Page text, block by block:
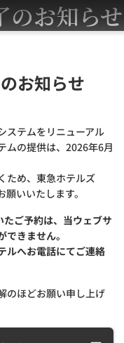
のお知らせ
お知らせ
ステムをリニューアル
ムの提供は、2026年6月
ため、東急ホテルズ
いいたします。
ご予約は、当ウェブサ
きません。
ルへお電話にてご連絡
のほどお願い申し上げ